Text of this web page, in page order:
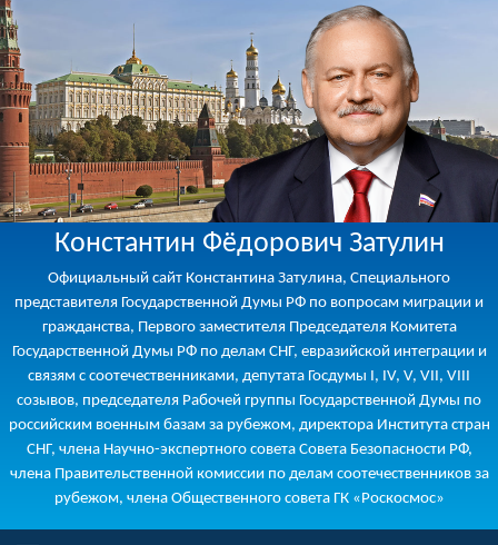
Константин Фёдорович Затулин
Официальный сайт Константина Затулина, Специального
представителя Государственной Думы РФ по вопросам миграции и
гражданства, Первого заместителя Председателя Комитета
Государственной Думы РФ по делам СНГ, евразийской интеграции и
связям с соотечественниками, депутата Госдумы I, IV, V, VII, VIII
созывов, председателя Рабочей группы Государственной Думы по
российским военным базам за рубежом, директора Института стран
СНГ, члена Научно-экспертного совета Совета Безопасности РФ,
члена Правительственной комиссии по делам соотечественников за
рубежом, члена Общественного совета ГК «Роскосмос»